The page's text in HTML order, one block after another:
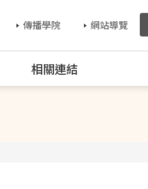
傳播學院 網站導覽
相關連結